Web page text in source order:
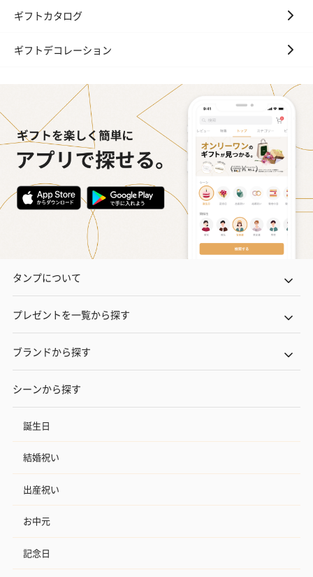
ギフトカタログ
ギフトデコレーション
タンプについて
プレゼントを一覧から探す
ブランドから探す
シーンから探す
誕生日
結婚祝い
出産祝い
お中元
記念日